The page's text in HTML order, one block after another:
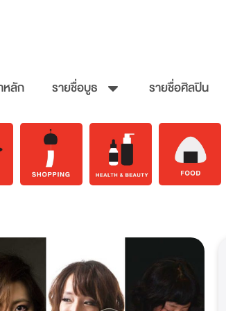
ลัก รายชื่อบูธ รายชื่อศิลปิน